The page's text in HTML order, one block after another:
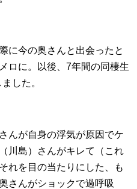
に今の奥さんと出会ったと
ロに。以後、7年間の同棲生
した。
んが自身の浮気が原因でケ
川島）さんがキレて（これ
れを目の当たりにした、も
さんがショックで過呼吸